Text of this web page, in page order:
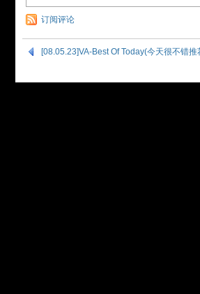
订阅评论
[08.05.23]VA-Best Of Today(今天很不错推